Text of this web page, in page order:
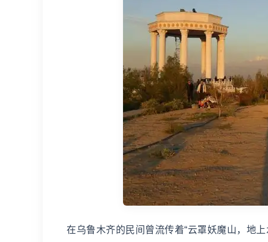
在乌鲁木齐的民间曾流传着“云罩妖魔山，地